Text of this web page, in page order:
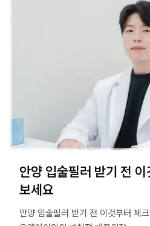
안양 입술필러 받기 전
보세요
안양 입술필러 받기 전 이것부터 체